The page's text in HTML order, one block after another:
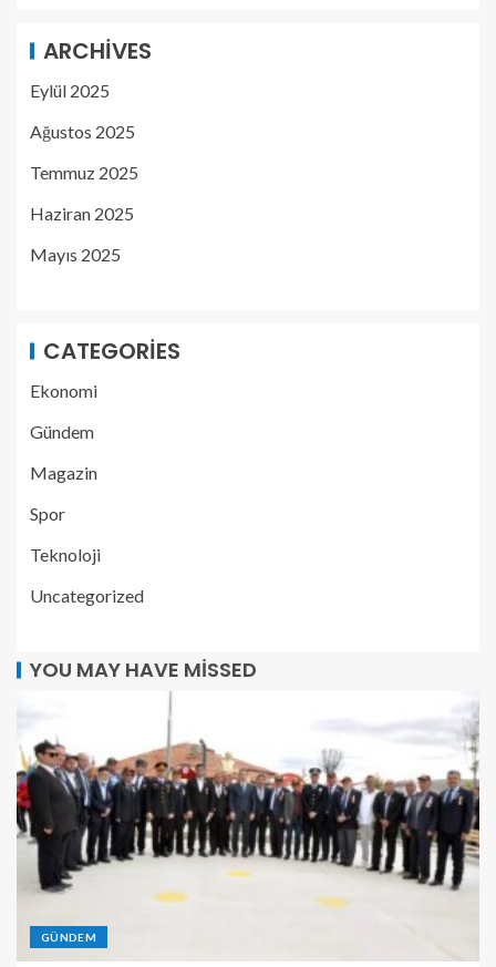
ARCHIVES
Eylül 2025
Ağustos 2025
Temmuz 2025
Haziran 2025
Mayıs 2025
CATEGORIES
Ekonomi
Gündem
Magazin
Spor
Teknoloji
Uncategorized
YOU MAY HAVE MISSED
GÜNDEM